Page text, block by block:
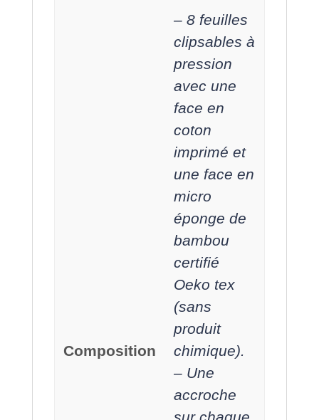
Composition
– 8 feuilles
clipsables à
pression
avec une
face en
coton
imprimé et
une face en
micro
éponge de
bambou
certifié
Oeko tex
(sans
produit
chimique).
– Une
accroche
sur chaque